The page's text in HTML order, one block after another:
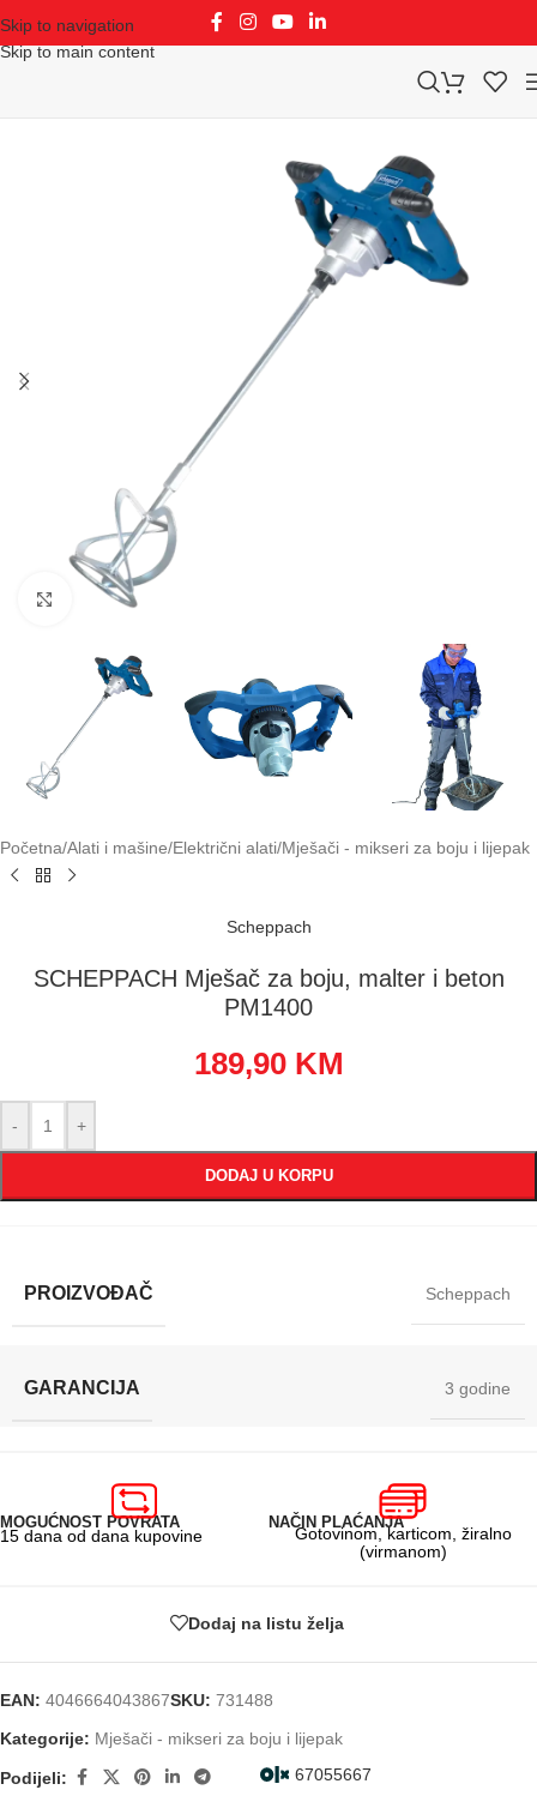
Skip to navigation
Skip to main content
Klikni za uvećavanje
Početna/Alati i mašine/Električni alati/Mješači - mikseri za boju i lijepak
Scheppach
SCHEPPACH Mješač za boju, malter i beton
PM1400
189,90 KM
- +
DODAJ U KORPU
PROIZVOĐAČ Scheppach
GARANCIJA 3 godine
MOGUĆNOST POVRATA
15 dana od dana kupovine
NAČIN PLAĆANJA
Gotovinom, karticom, žiralno
(virmanom)
Dodaj na listu želja
EAN: 4046664043867SKU: 731488
Kategorije: Mješači - mikseri za boju i lijepak
67055667
Podijeli: